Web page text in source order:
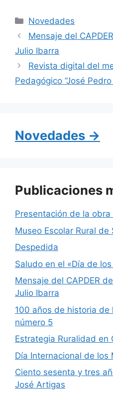
Categorías
Novedades
Mensaje del
Julio Ibarra
Revista digital del
Pedagógico “José Pedro
Novedades →
Publicaciones
Presentación de la obra
Museo Escolar Rural de
Despedida
Saludo en el «Día de
Mensaje del CAPDER
Julio Ibarra
100 años de historia
número 5
Estrategia Ruralidad en
Día Internacional de los
Ciento sesenta y tres
José Artigas